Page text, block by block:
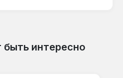
интересно